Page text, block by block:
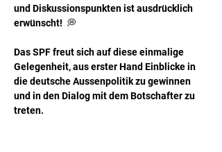
und Diskussionspunkten ist ausdrücklich
erwünscht!  💭
Das SPF freut sich auf diese einmalige
Gelegenheit, aus erster Hand Einblicke in
die deutsche Aussenpolitik zu gewinnen
und in den Dialog mit dem Botschafter zu
treten.